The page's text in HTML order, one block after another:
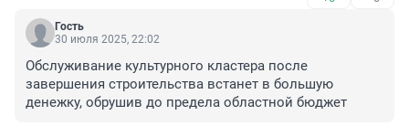
Гость
30 июля 2025, 22:02
Обслуживание культурного кластера после
завершения строительства встанет в большую
денежку, обрушив до предела областной бюджет